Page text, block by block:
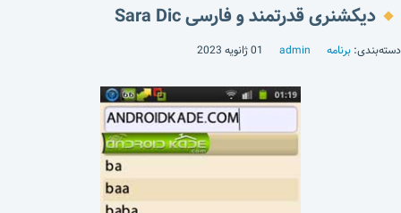
دیکشنری قدرتمند و فارسی Sara Dic
دسته‌بندی: برنامه admin 01 ژانویه 2023